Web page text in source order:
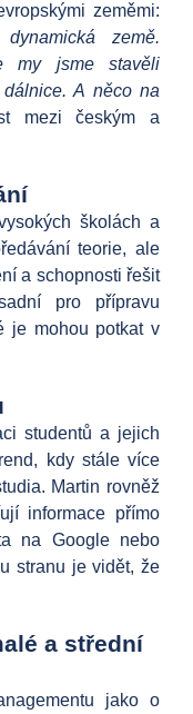
zeměmi:
země.
my jsme stavěli
A něco na
mezi českým a
školách a
teorie, ale
a schopnosti řešit
pro přípravu
je mohou potkat v
studentů a jejich
kdy stále více
Martin rovněž
informace přímo
na Google nebo
stranu je vidět, že
a střední
jako o